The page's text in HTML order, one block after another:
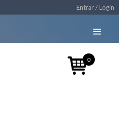
Entrar / Login
0